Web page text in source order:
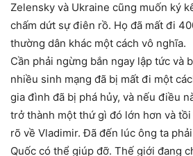
Zelensky và Ukraine cũng muốn ký
chấm dứt sự điên rồ. Họ đã mất đi
thường dân khác một cách vô nghĩa.
Cần phải ngừng bắn ngay lập tức và
nhiều sinh mạng đã bị mất đi một
gia đình đã bị phá hủy, và nếu điều
trở thành một thứ gì đó lớn hơn và
rõ về Vladimir. Đã đến lúc ông ta
Quốc có thể giúp đỡ. Thế giới đang